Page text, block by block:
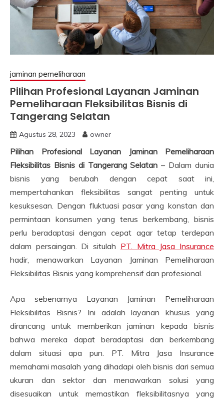
jaminan pemeliharaan
Pilihan Profesional Layanan Jaminan
Pemeliharaan Fleksibilitas Bisnis di
Tangerang Selatan
Agustus 28, 2023 owner
Pilihan Profesional Layanan Jaminan Pemeliharaan
Fleksibilitas Bisnis di Tangerang Selatan – Dalam dunia
bisnis yang berubah dengan cepat saat ini,
mempertahankan fleksibilitas sangat penting untuk
kesuksesan. Dengan fluktuasi pasar yang konstan dan
permintaan konsumen yang terus berkembang, bisnis
perlu beradaptasi dengan cepat agar tetap terdepan
dalam persaingan. Di situlah PT. Mitra Jasa Insurance
hadir, menawarkan Layanan Jaminan Pemeliharaan
Fleksibilitas Bisnis yang komprehensif dan profesional.
Apa sebenarnya Layanan Jaminan Pemeliharaan
Fleksibilitas Bisnis? Ini adalah layanan khusus yang
dirancang untuk memberikan jaminan kepada bisnis
bahwa mereka dapat beradaptasi dan berkembang
dalam situasi apa pun. PT. Mitra Jasa Insurance
memahami masalah yang dihadapi oleh bisnis dari semua
ukuran dan sektor dan menawarkan solusi yang
disesuaikan untuk memastikan fleksibilitasnya yang